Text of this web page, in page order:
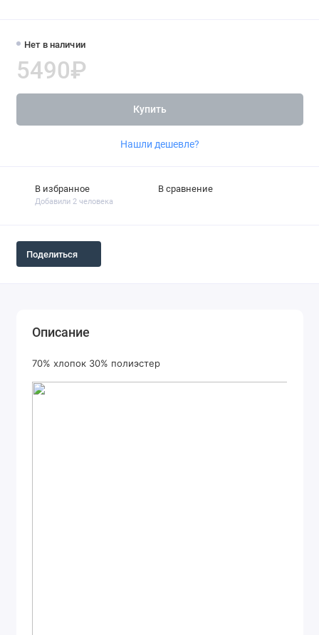
Нет в наличии
5490₽
Купить
Нашли дешевле?
В избранное
Добавили 2 человека
В сравнение
Поделиться
Описание
70% хлопок 30% полиэстер